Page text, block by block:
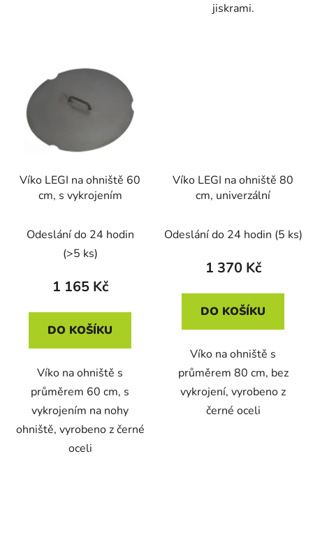
jiskrami.
Víko LEGI na ohniště 60
cm, s vykrojením
Odeslání do 24 hodin
(>5 ks)
1 165 Kč
DO KOŠÍKU
Víko na ohniště s
průměrem 60 cm, s
vykrojením na nohy
ohniště, vyrobeno z černé
oceli
Víko LEGI na ohniště 80
cm, univerzální
Odeslání do 24 hodin (5 ks)
1 370 Kč
DO KOŠÍKU
Víko na ohniště s
průměrem 80 cm, bez
vykrojení, vyrobeno z
černé oceli